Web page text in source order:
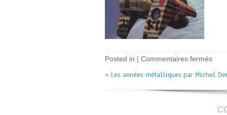
Posted in | Commentaires ferméssur
–
« Les années métalliques par Michel